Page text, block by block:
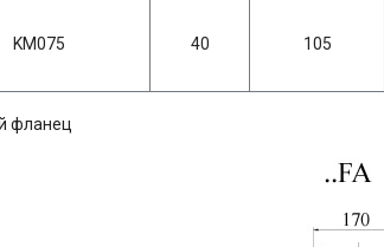
KM075 40 105
фланец